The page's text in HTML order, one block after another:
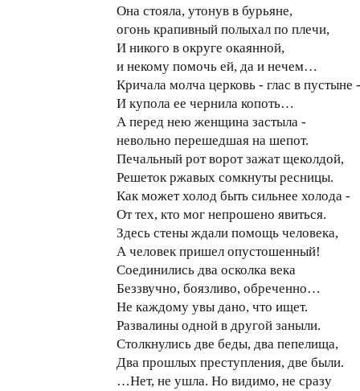
Она стояла, утонув в бурьяне,
огонь крапивный полыхал по плечи,
И никого в округе окаянной,
и некому помочь ей, да и нечем…
Кричала молча церковь - глас в пустыне -
И купола ее чернила копоть…
А перед нею женщина застыла -
невольно перешедшая на шепот.
Печальный рот ворот зажат щеколдой,
Решеток ржавых сомкнуты ресницы.
Как может холод быть сильнее холода -
От тех, кто мог непрошено явиться.
Здесь стены ждали помощь человека,
А человек пришел опустошенный!
Соединились два осколка века
Беззвучно, боязливо, обреченно…
Не каждому увы дано, что ищет.
Развалины одной в другой заныли.
Столкнулись две беды, два пепелища,
Два прошлых преступления, две были.
…Нет, не ушла. Но видимо, не сразу